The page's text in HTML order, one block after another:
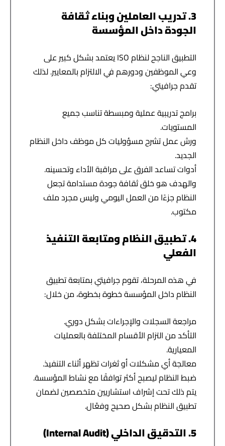
3. تدريب العاملين وبناء ثقافة
الجودة داخل المؤسسة
التطبيق الناجح لنظام ISO يعتمد بشكل كبير على
وعي الموظفين ودورهم في الالتزام بالمعايير. لذلك
تقدم جرافيتي:
برامج تدريبية عملية ومبسطة تناسب جميع
المستويات.
ورش عمل تشرح مسؤوليات كل موظف داخل النظام
الجديد.
أدوات تساعد الفرق على مراقبة الأداء وتحسينه.
والهدف هو خلقثقافة جودة مستدامةتجعل
النظام جزءًا من العمل اليومي وليس مجرد ملف
مكتوب.
4. تطبيق النظام ومتابعة التنفيذ
الفعلي
في هذه المرحلة، تقوم جرافيتي بمتابعة تطبيق
النظام داخل المؤسسة خطوة بخطوة، من خلال:
مراجعة السجلات والإجراءات بشكل دوري.
التأكد من التزام الأقسام المختلفة بالعمليات
المعيارية.
معالجة أي مشكلات أو ثغرات تظهر أثناء التنفيذ.
ضبط النظام ليصبح أكثر توافقًا مع نشاط المؤسسة.
يتم ذلك تحت إشراف استشاريين متخصصين لضمان
تطبيق النظام بشكل صحيح وفعّال.
5. التدقيق الداخلي (Internal Audit)